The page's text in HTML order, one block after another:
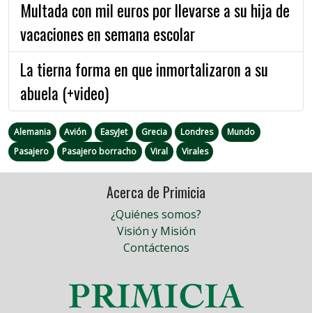
Multada con mil euros por llevarse a su hija de
vacaciones en semana escolar
La tierna forma en que inmortalizaron a su
abuela (+video)
Alemania Avión EasyJet Grecia Londres
Mundo
Pasajero
Pasajero borracho Viral Virales
Acerca de Primicia
¿Quiénes somos?
Visión y Misión
Contáctenos